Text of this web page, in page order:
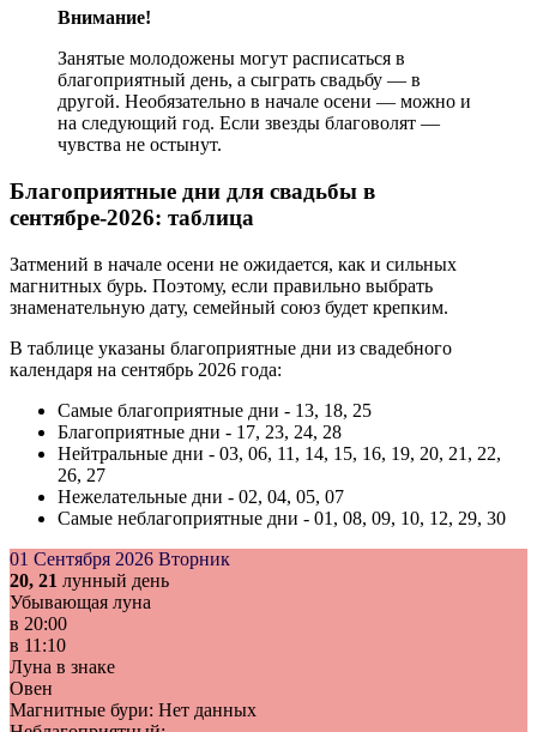
Внимание!
Занятые молодожены могут расписаться в
благоприятный день, а сыграть свадьбу — в
другой. Необязательно в начале осени — можно и
на следующий год. Если звезды благоволят —
чувства не остынут.
Благоприятные дни для свадьбы в
сентябре-2026: таблица
Затмений в начале осени не ожидается, как и сильных
магнитных бурь. Поэтому, если правильно выбрать
знаменательную дату, семейный союз будет крепким.
В таблице указаны благоприятные дни из свадебного
календаря на сентябрь 2026 года:
Самые благоприятные дни - 13, 18, 25
Благоприятные дни - 17, 23, 24, 28
Нейтральные дни - 03, 06, 11, 14, 15, 16, 19, 20, 21, 22,
26, 27
Нежелательные дни - 02, 04, 05, 07
Самые неблагоприятные дни - 01, 08, 09, 10, 12, 29, 30
01 Сентября 2026 Вторник
20, 21 лунный день
Убывающая луна
в 20:00
в 11:10
Луна в знаке
Овен
Магнитные бури: Нет данных